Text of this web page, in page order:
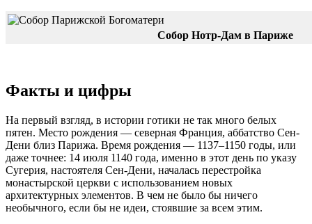
Собор Нотр-Дам в Париже
Факты и цифры
На первый взгляд, в истории готики не так много белых
пятен. Место рождения — северная Франция, аббатство Сен-
Дени близ Парижа. Время рождения — 1137–1150 годы, или
даже точнее: 14 июля 1140 года, именно в этот день по указу
Сугерия, настоятеля Сен-Дени, началась перестройка
монастырской церкви с использованием новых
архитектурных элементов. В чем не было бы ничего
необычного, если бы не идеи, стоявшие за всем этим.